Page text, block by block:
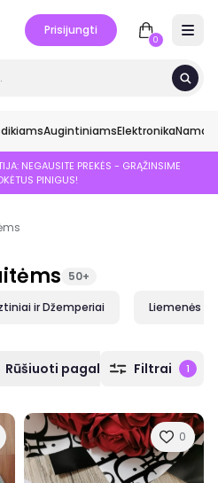
Prisijungti
0
AugintiniamsElektronikaNamai
NEGAUSITE PREKĖS - GRĄŽINSIME
PINIGUS!
50+
ir Džemperiai Liemenės
Rūšiuoti pagal Filtrai 1
0